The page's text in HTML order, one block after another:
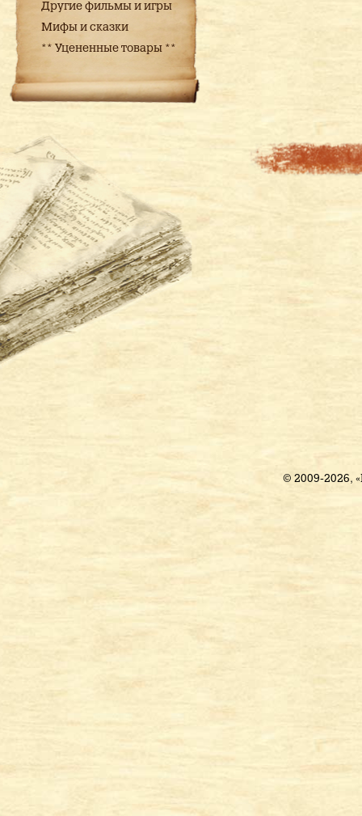
Другие фильмы и игры
Мифы и сказки
** Уцененные товары **
© 2009-2026,